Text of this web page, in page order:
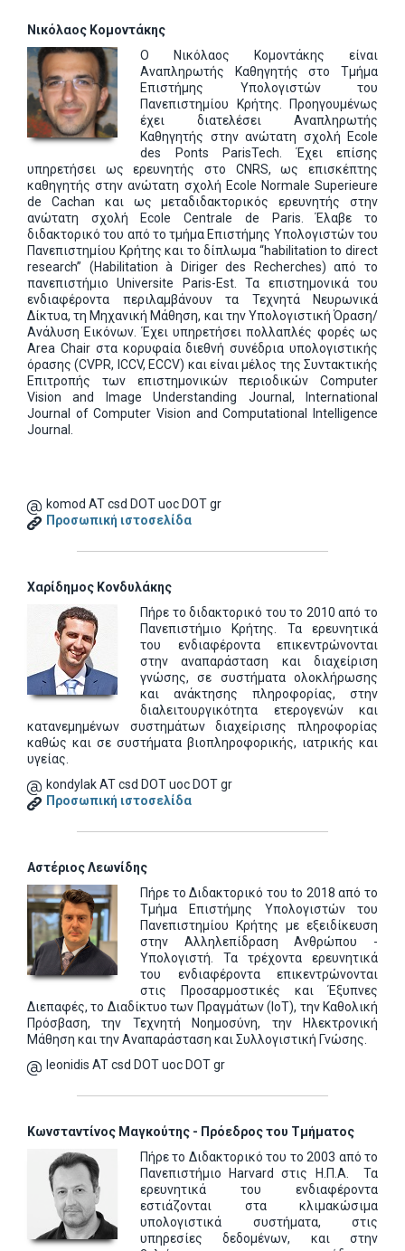
Νικόλαος Κομοντάκης
Ο Νικόλαος Κομοντάκης είναι
Αναπληρωτής Καθηγητής στο Τμήμα
Επιστήμης Υπολογιστών του
Πανεπιστημίου Κρήτης. Προηγουμένως
έχει διατελέσει Αναπληρωτής
Καθηγητής στην ανώτατη σχολή Ecole
des Ponts ParisTech. Έχει επίσης
υπηρετήσει ως ερευνητής στο CNRS, ως επισκέπτης
καθηγητής στην ανώτατη σχολή Ecole Normale Superieure
de Cachan και ως μεταδιδακτορικός ερευνητής στην
ανώτατη σχολή Ecole Centrale de Paris. Έλαβε το
διδακτορικό του από το τμήμα Επιστήμης Υπολογιστών του
Πανεπιστημίου Κρήτης και το δίπλωμα “habilitation to direct
research” (Habilitation à Diriger des Recherches) από το
πανεπιστήμιο Universite Paris-Est. Τα επιστημονικά του
ενδιαφέροντα περιλαμβάνουν τα Τεχνητά Νευρωνικά
Δίκτυα, τη Μηχανική Μάθηση, και την Υπολογιστική Όραση/
Ανάλυση Εικόνων. Έχει υπηρετήσει πολλαπλές φορές ως
Area Chair στα κορυφαία διεθνή συνέδρια υπολογιστικής
όρασης (CVPR, ICCV, ECCV) και είναι μέλος της Συντακτικής
Επιτροπής των επιστημονικών περιοδικών Computer
Vision and Image Understanding Journal, International
Journal of Computer Vision and Computational Intelligence
Journal.
komod AT csd DOT uoc DOT gr
Προσωπική ιστοσελίδα
Χαρίδημος Κονδυλάκης
Πήρε το διδακτορικό του το 2010 από το
Πανεπιστήμιο Κρήτης. Τα ερευνητικά
του ενδιαφέροντα επικεντρώνονται
στην αναπαράσταση και διαχείριση
γνώσης, σε συστήματα ολοκλήρωσης
και ανάκτησης πληροφορίας, στην
διαλειτουργικότητα ετερογενών και
κατανεμημένων συστημάτων διαχείρισης πληροφορίας
καθώς και σε συστήματα βιοπληροφορικής, ιατρικής και
υγείας.
kondylak AT csd DOT uoc DOT gr
Προσωπική ιστοσελίδα
Αστέριος Λεωνίδης
Πήρε το Διδακτορικό του to 2018 από το
Τμήμα Επιστήμης Υπολογιστών του
Πανεπιστημίου Κρήτης με εξειδίκευση
στην Αλληλεπίδραση Ανθρώπου -
Υπολογιστή. Τα τρέχοντα ερευνητικά
του ενδιαφέροντα επικεντρώνονται
στις Προσαρμοστικές και Έξυπνες
Διεπαφές, το Διαδίκτυο των Πραγμάτων (IoT), την Καθολική
Πρόσβαση, την Τεχνητή Νοημοσύνη, την Ηλεκτρονική
Μάθηση και την Αναπαράσταση και Συλλογιστική Γνώσης.
leonidis AT csd DOT uoc DOT gr
Κωνσταντίνος Μαγκούτης - Πρόεδρος του Τμήματος
Πήρε το Διδακτορικό του το 2003 από το
Πανεπιστήμιο
Harvard στις Η.Π.Α.
Τα
ερευνητικά του ενδιαφέροντα
εστιάζονται στα κλιμακώσιμα
υπολογιστικά συστήματα, στις
υπηρεσίες δεδομένων, και στην